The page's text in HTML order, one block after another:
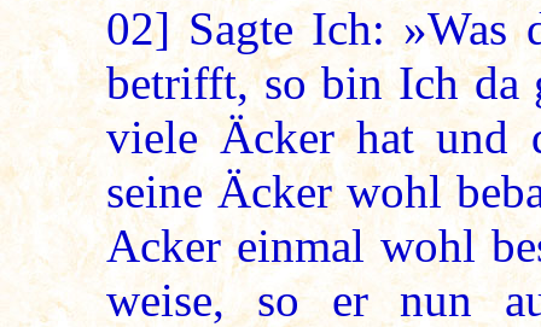
02] Sagte Ich: »Was
betrifft, so bin Ich da
viele Äcker hat und
seine Äcker wohl
Acker einmal wohl
weise, so er nun